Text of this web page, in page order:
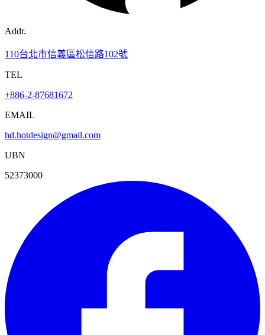
Addr.
110台北市信義區松信路102號
TEL
+886-2-87681672
EMAIL
hd.hotdesign@gmail.com
UBN
52373000